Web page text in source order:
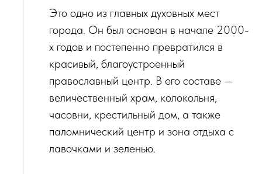
Это одно из главных духовных мест
города. Он был основан в начале 2000-
х годов и постепенно превратился в
красивый, благоустроенный
православный центр. В его составе —
величественный храм, колокольня,
часовни, крестильный дом, а также
паломнический центр и зона отдыха с
лавочками и зеленью.